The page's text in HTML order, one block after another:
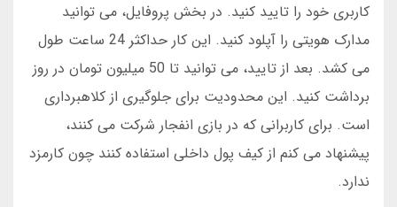
کاربری خود را تایید کنید. در بخش پروفایل، می توانید
مدارک هویتی را آپلود کنید. این کار حداکثر 24 ساعت طول
می کشد. بعد از تایید، می توانید تا 50 میلیون تومان در روز
برداشت کنید. این محدودیت برای جلوگیری از کلاهبرداری
است. برای کاربرانی که در بازی انفجار شرکت می کنند،
پیشنهاد می کنم از کیف پول داخلی استفاده کنند چون کارمزد
ندارد.